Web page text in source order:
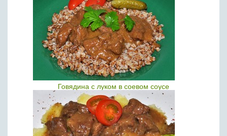
Говядина с луком в соевом соусе